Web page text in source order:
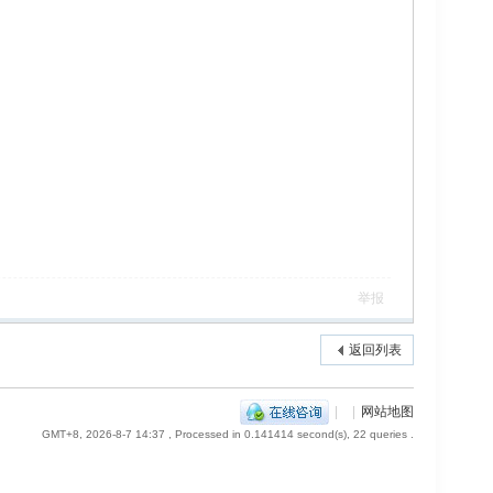
举报
返回列表
| | 网站地图
GMT+8, 2026-8-7 14:37 , Processed in 0.141414 second(s), 22 queries .